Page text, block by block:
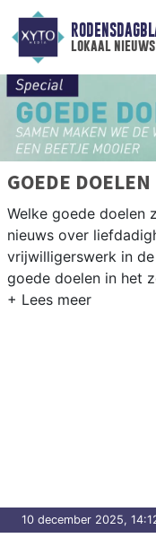
lokaal nieuws
GOEDE
Welke goede doelen
nieuws over
vrijwilligerswerk in
goede doelen in het
10 december 2025,